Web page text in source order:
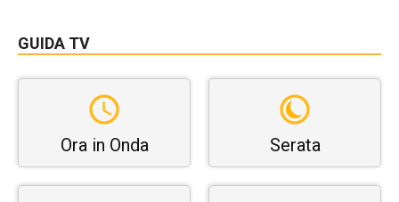
GUIDA TV
Ora in Onda Serata